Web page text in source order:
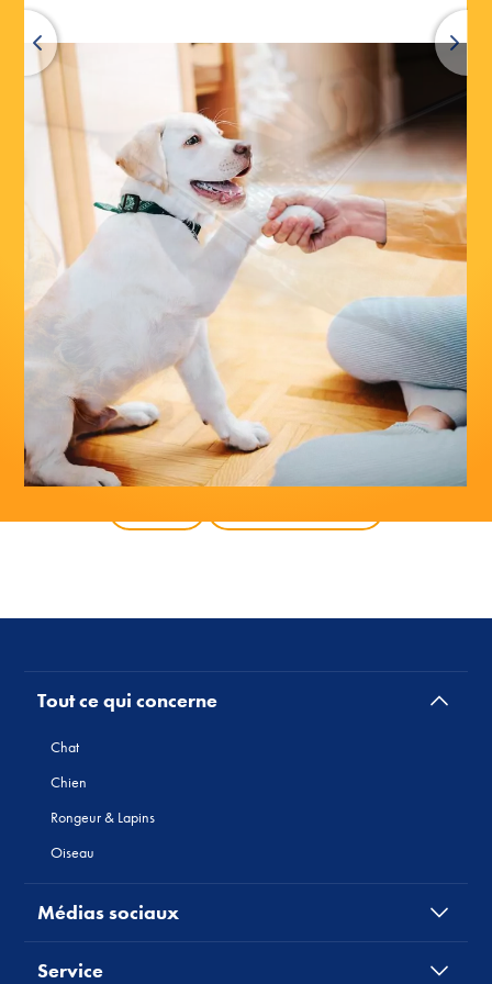
Tout ce qui concerne
Chat
Chien
Rongeur & Lapins
Oiseau
Médias sociaux
Service